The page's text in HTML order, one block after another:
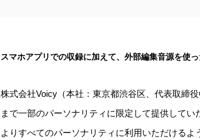
スマホアプリでの収録に加えて、外部編集音源を使
株式会社Voicy（本社：東京都渋谷区、代表取締
まで一部のパーソナリティに限定して提供して
よりすべてのパーソナリティに利用いただけるよ